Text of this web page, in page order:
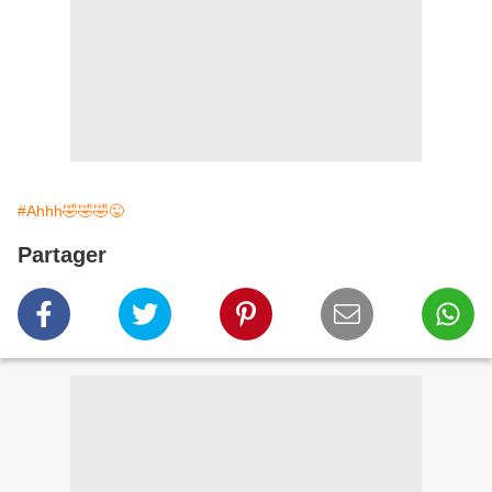
#Ahhh🤣🤣🤣😜
Partager